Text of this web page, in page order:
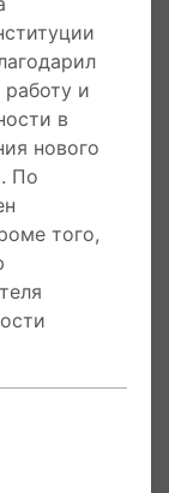
уровень
под
премьер
ещё в
с вирусом
меры
того, глава
указ о
в
и
в
нового
По
того,